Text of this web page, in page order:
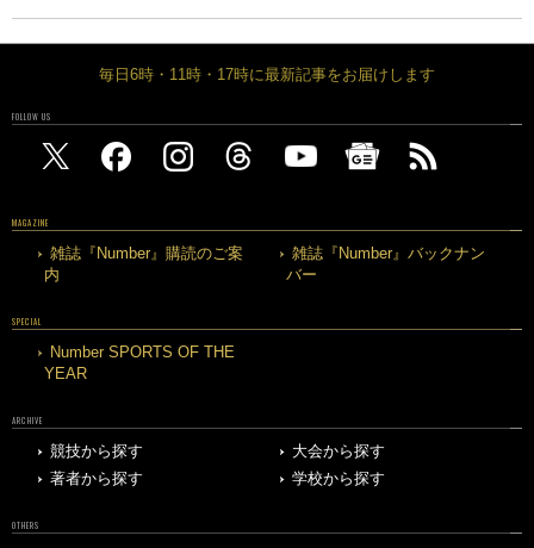
毎日6時・11時・17時に最新記事をお届けします
FOLLOW US
MAGAZINE
雑誌『Number』購読のご案
内
雑誌『Number』バックナン
バー
SPECIAL
Number SPORTS OF THE
YEAR
ARCHIVE
競技から探す
大会から探す
著者から探す
学校から探す
OTHERS